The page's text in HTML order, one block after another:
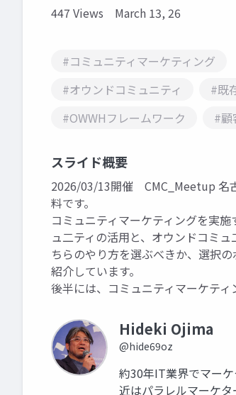
447 Views March 13, 26
#コミュニティマーケティング
#オウンドコミュニティ
#既
#OWWHフレームワーク
#顧
スライド概要
2026/03/13開催 CMC_Meetup 名
料です。
コミュニティマーケティングを実施
ュ二ティの活用と、オウンドコミ
ちらのやり方を選ぶべきか、選択
紹介しています。
後半には、コミュニティマーケティ
Hideki Ojima
@hide69oz
約30年IT業界でマー
近はパラレルマーケ